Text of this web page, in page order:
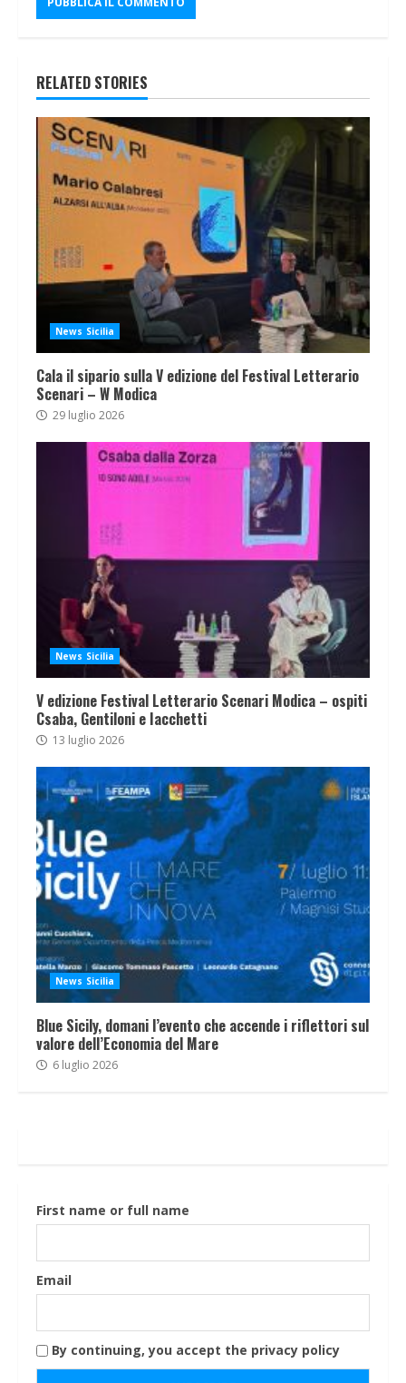
RELATED STORIES
News Sicilia
Cala il sipario sulla V edizione del Festival Letterario
Scenari – W Modica
29 luglio 2026
News Sicilia
V edizione Festival Letterario Scenari Modica – ospiti
Csaba, Gentiloni e Iacchetti
13 luglio 2026
News Sicilia
Blue Sicily, domani l’evento che accende i riflettori sul
valore dell’Economia del Mare
6 luglio 2026
First name or full name
Email
By continuing, you accept the privacy policy